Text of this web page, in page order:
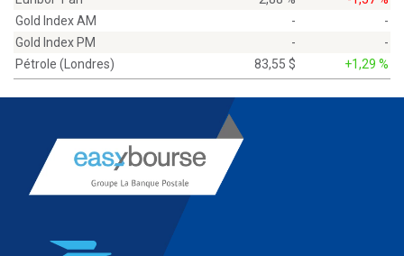
Gold Index AM
-
-
Gold Index PM
-
-
Pétrole (Londres)
83,55 $ +1,29 %